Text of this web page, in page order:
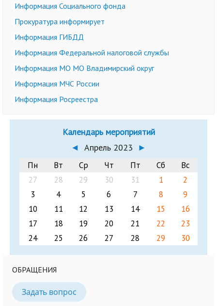
Информация Социального фонда
Прокуратура информирует
Информация ГИБДД
Информация Федеральной налоговой службы
Информация МО МО Владимирский округ
Информация МЧС России
Информация Росреестра
Календарь мероприятий
◄ Апрель 2023 ►
Пн Вт Ср Чт Пт Сб
Вс
27
28 29 30 31 1
2
3
4 5 6 7 8
9
10
11 12 13 14 15
16
17
18 19 20 21 22
23
24
25 26 27 28 29 30
ОБРАЩЕНИЯ
Задать вопрос